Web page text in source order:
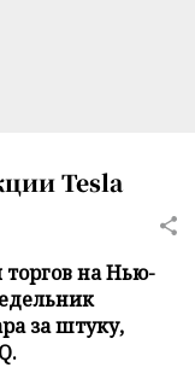
Tesla
на Нью-
за штуку,